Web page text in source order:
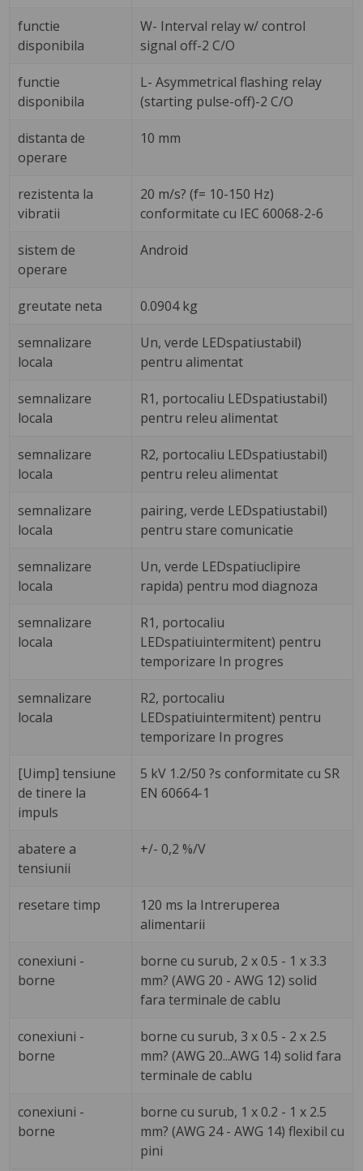
functie
disponibila
W- Interval relay w/ control
signal off-2 C/O
functie
disponibila
L- Asymmetrical flashing relay
(starting pulse-off)-2 C/O
distanta de
operare
10 mm
rezistenta la
vibratii
20 m/s? (f= 10-150 Hz)
conformitate cu IEC 60068-2-6
sistem de
operare
Android
greutate neta 0.0904 kg
semnalizare
locala
Un, verde LEDspatiustabil)
pentru alimentat
semnalizare
locala
R1, portocaliu LEDspatiustabil)
pentru releu alimentat
semnalizare
locala
R2, portocaliu LEDspatiustabil)
pentru releu alimentat
semnalizare
locala
pairing, verde LEDspatiustabil)
pentru stare comunicatie
semnalizare
locala
Un, verde LEDspatiuclipire
rapida) pentru mod diagnoza
semnalizare
locala
R1, portocaliu
LEDspatiuintermitent) pentru
temporizare In progres
semnalizare
locala
R2, portocaliu
LEDspatiuintermitent) pentru
temporizare In progres
[Uimp] tensiune
de tinere la
impuls
5 kV 1.2/50 ?s conformitate cu SR
EN 60664-1
abatere a
tensiunii
+/- 0,2 %/V
resetare timp
120 ms la Intreruperea
alimentarii
conexiuni -
borne
borne cu surub, 2 x 0.5 - 1 x 3.3
mm? (AWG 20 - AWG 12) solid
fara terminale de cablu
conexiuni -
borne
borne cu surub, 3 x 0.5 - 2 x 2.5
mm? (AWG 20...AWG 14) solid fara
terminale de cablu
conexiuni -
borne
borne cu surub, 1 x 0.2 - 1 x 2.5
mm? (AWG 24 - AWG 14) flexibil cu
pini